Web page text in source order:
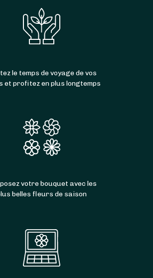
le temps de voyage de vos
et profitez en plus longtemps
votre bouquet avec les
belles fleurs de saison